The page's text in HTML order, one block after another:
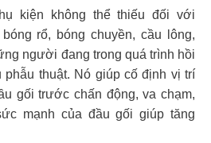
kiện không thể thiếu đối với
rổ, bóng chuyền, cầu lông,
người đang trong quá trình hồi
thuật. Nó giúp cố định vị trí
gối trước chấn động, va chạm,
mạnh của đầu gối giúp tăng